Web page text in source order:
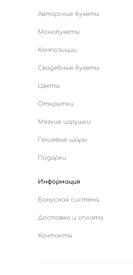
Авторские букеты
Монобукеты
Композиции
Свадебные букеты
Цветы
Открытки
Мягкие игрушки
Гелиевые шары
Подарки
Информация
Бонусная система
Доставка и оплата
Контакты